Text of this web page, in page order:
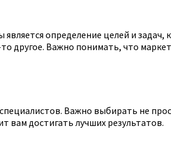
определение целей и
другое. Важно понимать, что
Важно выбирать не
вам достигать лучших результатов.